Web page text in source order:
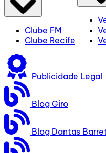
Clube FM
Clube Recife
Publicidade Legal
Blog Giro
Blog Dantas